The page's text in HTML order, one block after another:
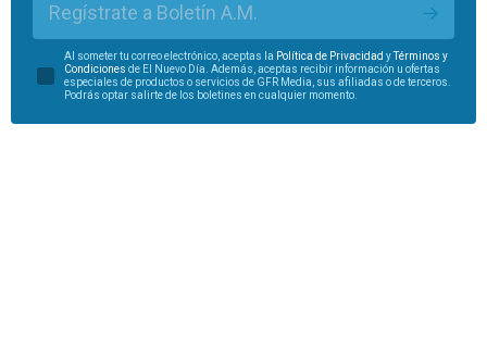
Regístrate a Boletín A.M.
Al someter tu correo electrónico, aceptas la Política de Privacidad yTérminos y
Condiciones de El Nuevo Día. Además, aceptas recibir información u ofertas
especiales de productos o servicios de GFR Media, sus afiliadas o de terceros.
Podrás optar salirte de los boletines en cualquier momento.